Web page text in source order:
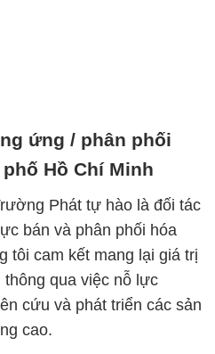
ứng / phân phối
Hồ Chí Minh
Phát tự hào là đối tác
bán và phân phối hóa
tôi cam kết mang lại giá trị
qua việc nỗ lực
cứu và phát triển các sản
cao.